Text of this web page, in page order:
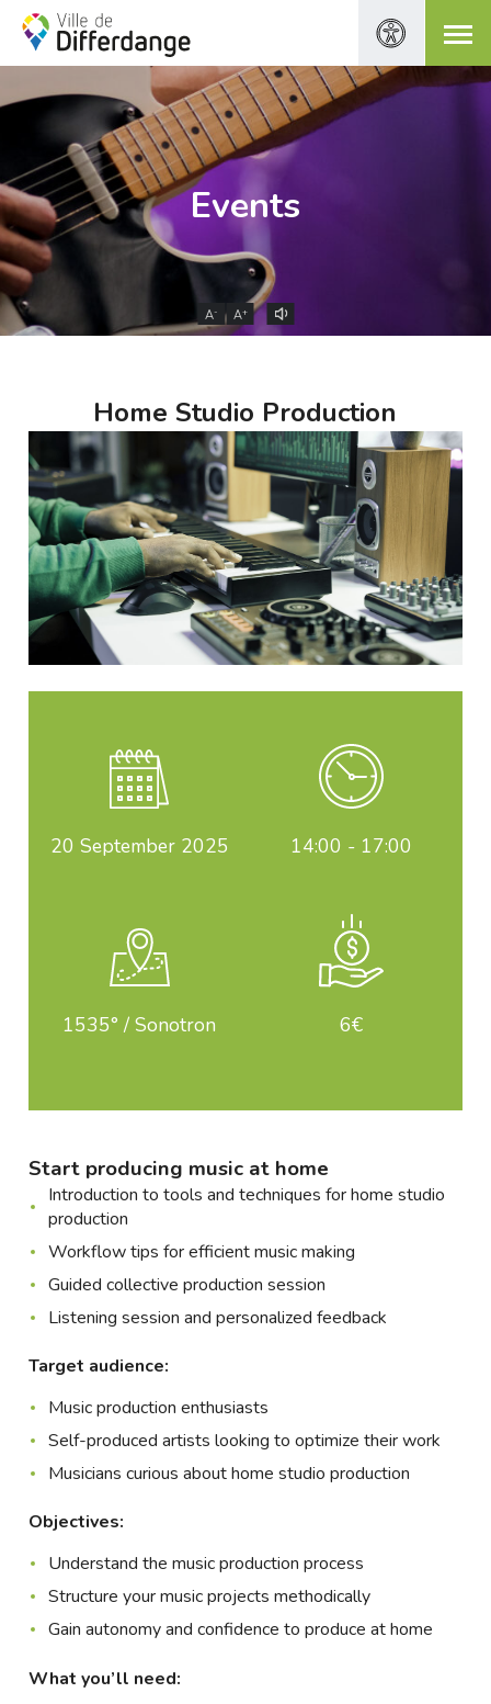
Events
A- A+
Home Studio Production
20 September 2025 14:00 - 17:00
1535° / Sonotron 6€
Start producing music at home
Introduction to tools and techniques for home studio
production
Workflow tips for efficient music making
Guided collective production session
Listening session and personalized feedback
Target audience:
Music production enthusiasts
Self-produced artists looking to optimize their work
Musicians curious about home studio production
Objectives:
Understand the music production process
Structure your music projects methodically
Gain autonomy and confidence to produce at home
What you’ll need: